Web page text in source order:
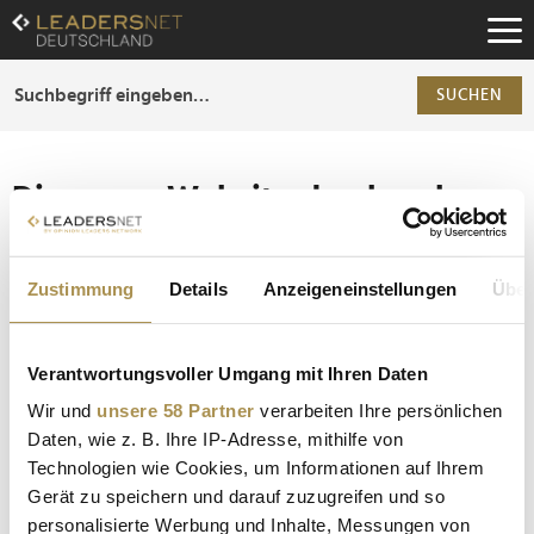
Zustimmung Details Anzeigeneinstellungen
Verantwortungsvoller Umgang mit Ihren Daten
Wir und unsere 58 Partner verarbeiten Ihre persönlichen
Daten, wie z. B. Ihre IP-Adresse, mithilfe von
Technologien wie Cookies, um Informationen auf Ihrem
Gerät zu speichern und darauf zuzugreifen und so
personalisierte Werbung und Inhalte, Messungen von
Zum
Inhalt
Zur
Fußzeilen-
SUCHEN
Die ganze Website durchsuchen
Die Anfrage ergab 0 Treffer.
Tipp
Seiten suchen, die genau diese Wortgruppe enthalten:
Anführungszeichen: zb "Vorname Nachname".